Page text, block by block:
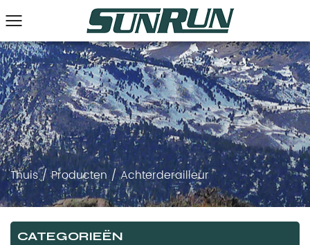
Thuis/Producten/Achterderailleur
CATEGORIEËN